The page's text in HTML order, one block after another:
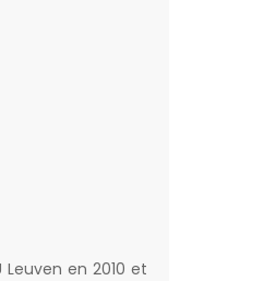
en 2010 et